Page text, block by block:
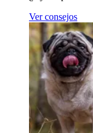
Ver consejos